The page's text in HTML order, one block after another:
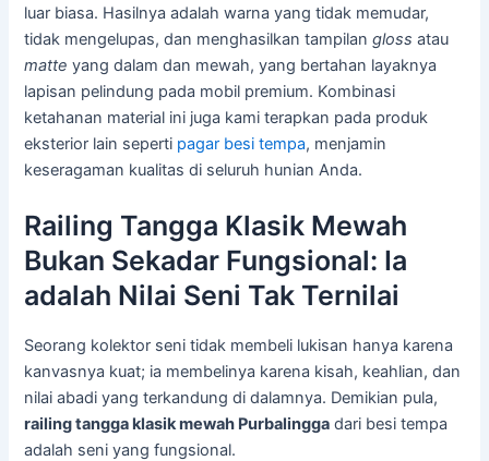
luar biasa. Hasilnya adalah warna yang tidak memudar,
tidak mengelupas, dan menghasilkan tampilangloss atau
matte yang dalam dan mewah, yang bertahan layaknya
lapisan pelindung pada mobil premium. Kombinasi
ketahanan material ini juga kami terapkan pada produk
eksterior lain seperti pagar besi tempa, menjamin
keseragaman kualitas di seluruh hunian Anda.
Railing Tangga Klasik Mewah
Bukan Sekadar Fungsional: Ia
adalah Nilai Seni Tak Ternilai
Seorang kolektor seni tidak membeli lukisan hanya karena
kanvasnya kuat; ia membelinya karena kisah, keahlian, dan
nilai abadi yang terkandung di dalamnya. Demikian pula,
railing tangga klasik mewah Purbalingga dari besi tempa
adalah seni yang fungsional.